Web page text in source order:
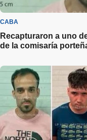
CABA
Recapturaron a uno
de la comisaría